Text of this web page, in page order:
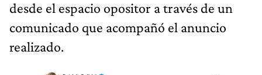
desde el espacio opositor a través de un
comunicado que acompañó el anuncio
realizado.